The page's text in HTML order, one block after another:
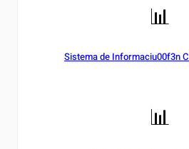
📊
Sistema de Informaciu00f3n
📊